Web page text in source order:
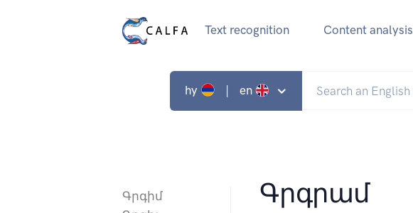
Text recognition Content analysis
hy | en
Գրգիմ
Գրգրամ